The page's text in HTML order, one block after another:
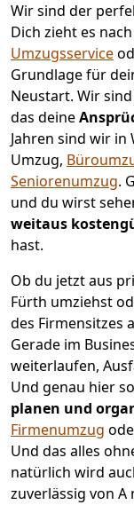
Wir sind der
Dich zieht es
Umzugsservice
Grundlage für
Neustart. Wir
das deine
Jahren sind wir in
Umzug,
Seniorenumzug.
und du wirst
weitaus
hast.
Ob du jetzt aus
Fürth umziehst
des Firmensitzes
Gerade im
weiterlaufen,
Und genau hier
planen und
Firmenumzug
Und das alles
natürlich wird
zuverlässig von